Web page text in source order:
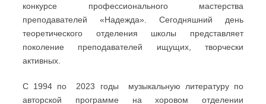
конкурсе профессионального мастерства
преподавателей «Надежда». Сегодняшний день
теоретического отделения школы представляет
поколение преподавателей ищущих, творчески
активных.
С 1994 по 2023 годы музыкальную литературу по
авторской программе на хоровом отделении